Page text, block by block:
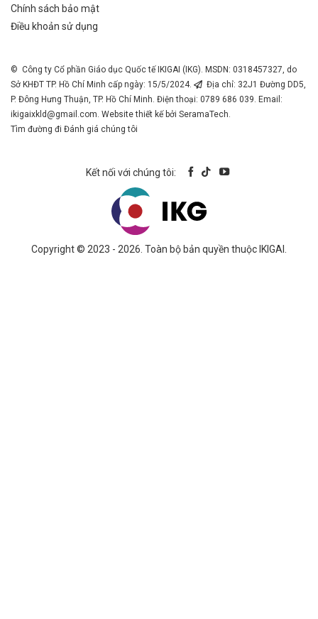
Chính sách bảo mật
Điều khoản sử dụng
© Công ty Cổ phần Giáo dục Quốc tế IKIGAI (IKG). MSDN: 0318457327, do
Sở KHĐT TP. Hồ Chí Minh cấp ngày: 15/5/2024.
Địa chỉ: 32J1 Đường DD5,
P. Đông Hưng Thuận, TP. Hồ Chí Minh. Điện thoại: 0789 686 039. Email:
ikigaixkld@gmail.com. Website thiết kế bởi SeramaTech.
Tìm đường đi Đánh giá chúng tôi
Kết nối với chúng tôi:
Copyright © 2023 - 2026. Toàn bộ bản quyền thuộc IKIGAI.